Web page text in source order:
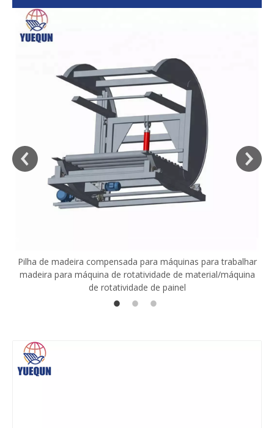
Pilha de madeira compensada para máquinas para trabalhar
madeira para máquina de rotatividade de material/máquina
de rotatividade de painel